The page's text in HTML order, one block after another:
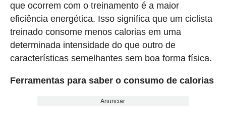
que ocorrem com o treinamento é a maior
eficiência energética. Isso significa que um ciclista
treinado consome menos calorias em uma
determinada intensidade do que outro de
características semelhantes sem boa forma física.
Ferramentas para saber o consumo de calorias
Anunciar